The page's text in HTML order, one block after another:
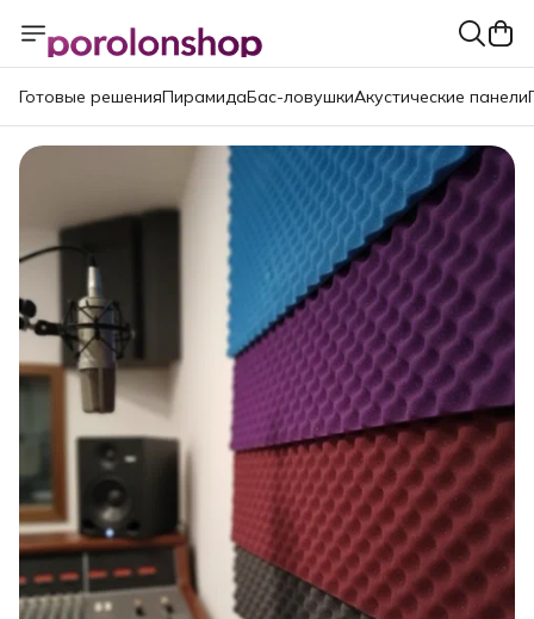
Готовые решенияПирамидаБас-ловушкиАкустические панели